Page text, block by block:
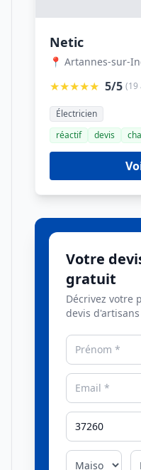
Netic
📍 Artannes-sur-
★★★★★ 5/5 (19
Électricien
réactif
devis
Votre
gratuit
Décrivez votre
devis